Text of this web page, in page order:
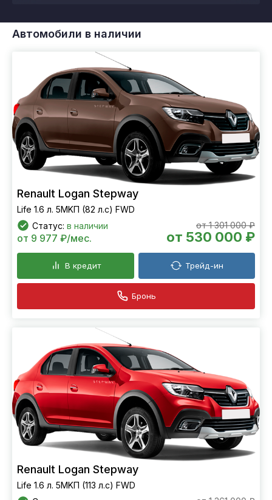
Автомобили в наличии
Renault Logan Stepway
Life 1.6 л. 5MKП (82 л.с) FWD
Статус: в наличии от 1 301 000 ₽
от 530 000 ₽
от 9 977 ₽/мес.
В кредит Трейд-ин
Бронь
Renault Logan Stepway
Life 1.6 л. 5MKП (113 л.с) FWD